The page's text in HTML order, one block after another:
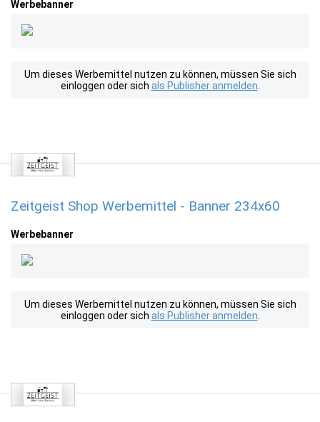
Werbebanner
Um dieses Werbemittel nutzen zu können, müssen Sie sich
einloggen oder sich als Publisher anmelden
Zeitgeist Shop Werbemittel - Banner 234x60
Werbebanner
Um dieses Werbemittel nutzen zu können, müssen Sie sich
einloggen oder sich als Publisher anmelden